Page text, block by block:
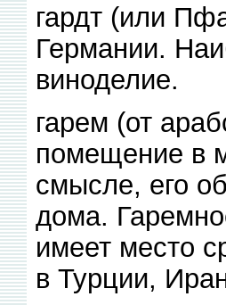
гардт (или
Германии.
виноделие.
гарем (от
помещение в
смысле, его
дома.
имеет место
в Турции,